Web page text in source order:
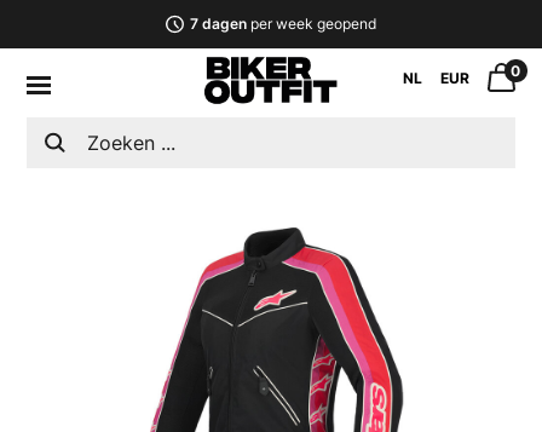
7 dagenper week geopend
NL EUR 0